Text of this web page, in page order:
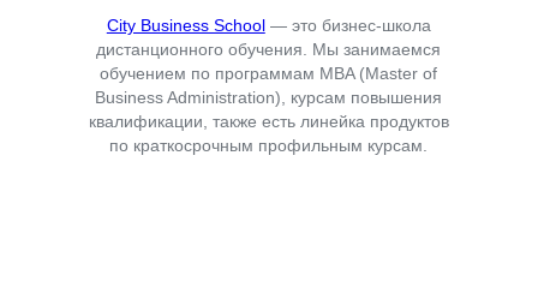
City Business School— это бизнес-школа
дистанционного обучения. Мы занимаемся
обучением по программам MBA (Master of
Business Administration), курсам повышения
квалификации, также есть линейка продуктов
по краткосрочным профильным курсам.